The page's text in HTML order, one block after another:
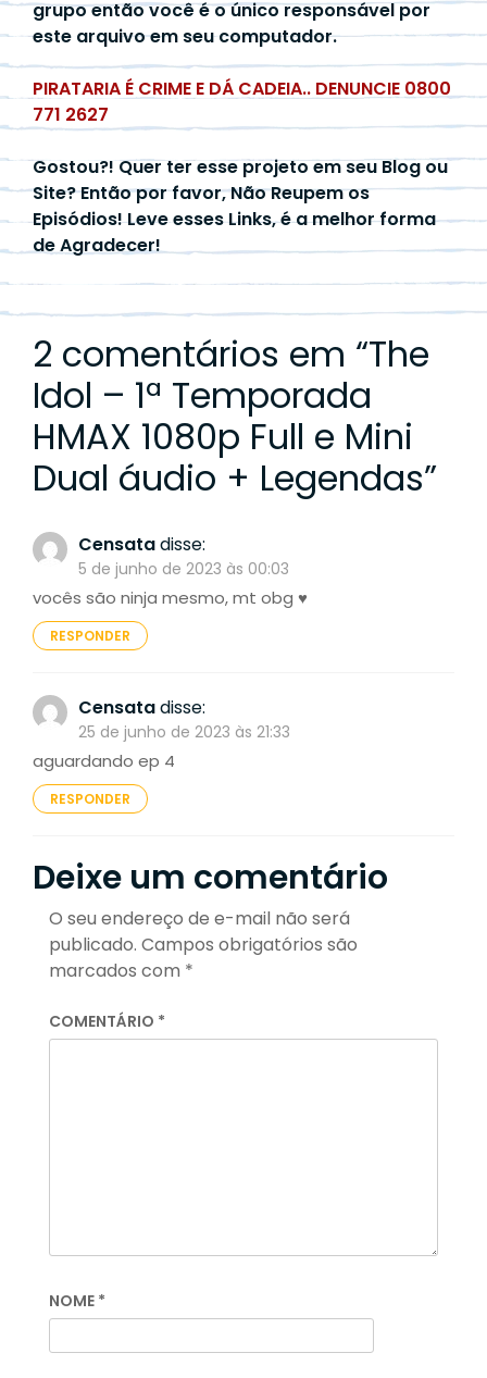
grupo então você é o único responsável por
este arquivo em seu computador.
PIRATARIA É CRIME E DÁ CADEIA.. DENUNCIE 0800
771 2627
Gostou?! Quer ter esse projeto em seu Blog ou
Site? Então por favor, Não Reupem os
Episódios! Leve esses Links, é a melhor forma
de Agradecer!
2 comentários em “The
Idol – 1ª Temporada
HMAX 1080p Full e Mini
Dual áudio + Legendas”
Censatadisse:
5 de junho de 2023 às 00:03
vocês são ninja mesmo, mt obg ♥
RESPONDER
Censatadisse:
25 de junho de 2023 às 21:33
aguardando ep 4
RESPONDER
Deixe um comentário
O seu endereço de e-mail não será
publicado. Campos obrigatórios são
marcados com *
COMENTÁRIO *
NOME *